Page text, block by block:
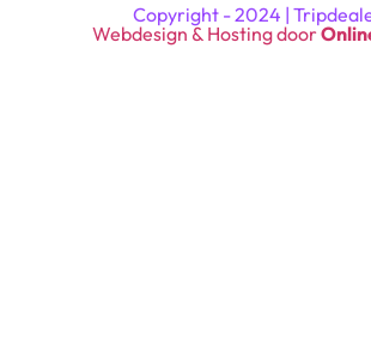
Copyright - 2024 |
Webdesign & Hosting door